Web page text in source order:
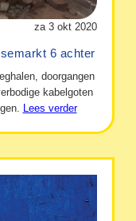
za 3 okt 2020
6 achter
doorgangen
kabelgoten
Lees verder